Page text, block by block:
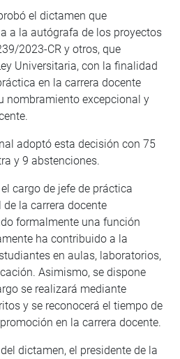
el dictamen que
a la autógrafa de los proyectos
2023-CR y otros, que
Universitaria, con la finalidad
en la carrera docente
nombramiento excepcional y
adoptó esta decisión con 75
y 9 abstenciones.
cargo de jefe de práctica
la carrera docente
formalmente una función
ha contribuido a la
en aulas, laboratorios,
Asimismo, se dispone
se realizará mediante
y se reconocerá el tiempo de
en la carrera docente.
dictamen, el presidente de la